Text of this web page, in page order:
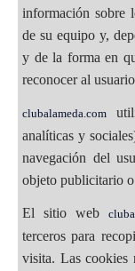
información sobre
de su equipo y,
y de la forma en
reconocer al usuario
clubalameda.com
analíticas y
navegación del
objeto publicitario
El sitio web
terceros para
visita. Las cookies